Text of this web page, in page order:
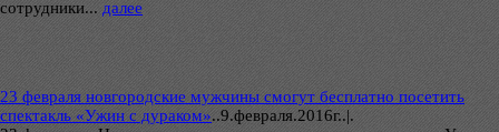
сотрудники... далее
23 февраля новгородские мужчины смогут бесплатно посетить
спектакль «Ужин с дураком»..9.февраля.2016г..|.